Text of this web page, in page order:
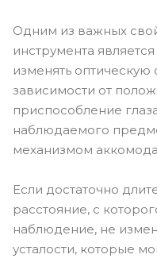
Одним из важных
инструмента
изменять оптическую
зависимости от
приспособление
наблюдаемого
механизмом
Если достаточно
расстояние, с
наблюдение, не
усталости, которые